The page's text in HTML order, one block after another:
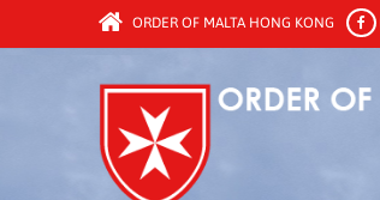
ORDER OF MALTA HONG KONG